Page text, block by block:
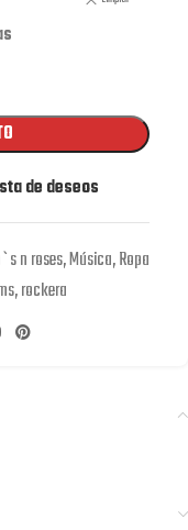
de deseos
n roses,Música,Ropa
,rockera